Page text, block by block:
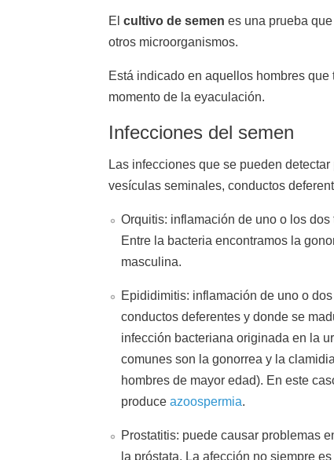
El cultivo de semen es una prueba
otros microorganismos.
Está indicado en aquellos hombres
momento de la eyaculación.
Infecciones del semen
Las infecciones que se pueden
vesículas seminales, conductos
Orquitis: inflamación de uno o los
Entre la bacteria encontramos la
masculina.
Epididimitis: inflamación de uno o
conductos deferentes y donde se
infección bacteriana originada en la
comunes son la gonorrea y la
hombres de mayor edad). En este
produce azoospermia.
Prostatitis: puede causar problemas
la próstata. La afección no siempre